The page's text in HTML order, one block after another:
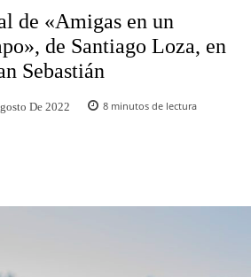
de «Amigas en un
de Santiago Loza, en
Sebastián
De 2022 8 minutos de lectura